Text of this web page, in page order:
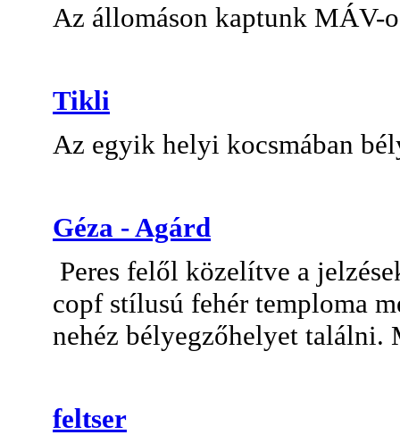
Az állomáson kaptunk MÁV-
Tikli
Az egyik helyi kocsmában
Géza - Agárd
Peres felől közelítve a
copf stílusú fehér temploma
nehéz bélyegzőhelyet találni.
feltser